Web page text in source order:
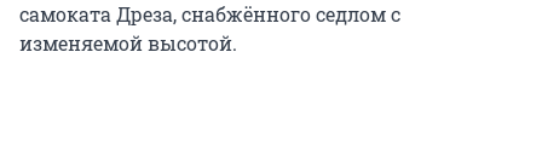
самоката Дреза, снабжённого седлом с
изменяемой высотой.